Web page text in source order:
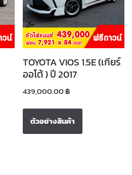
TOYOTA VIOS 1.5E (เกียร์
ออโต้ ) ปี 2017
439,000.00 ฿
ตัวอย่างสินค้า